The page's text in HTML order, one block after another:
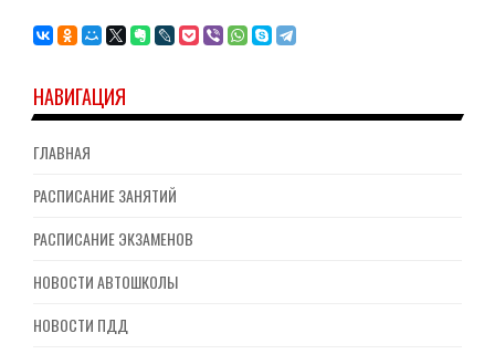
НАВИГАЦИЯ
ГЛАВНАЯ
РАСПИСАНИЕ ЗАНЯТИЙ
РАСПИСАНИЕ ЭКЗАМЕНОВ
НОВОСТИ АВТОШКОЛЫ
НОВОСТИ ПДД